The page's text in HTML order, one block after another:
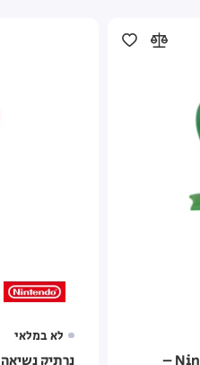
מצלמה ל־Nintendo Switch 2 –
לא במלאי
נרתיק